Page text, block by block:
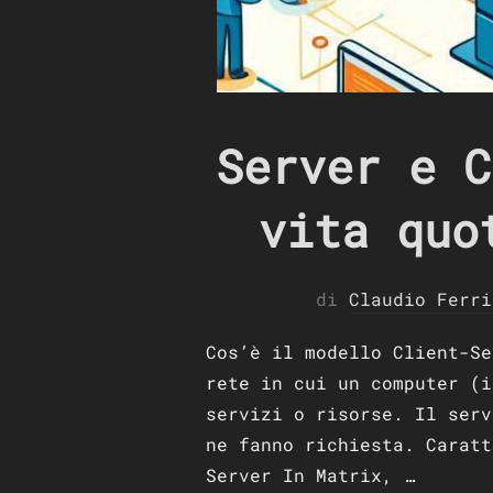
Server e
vita
di Claudio Ferri
Cos’è il modello Client-
rete in cui un computer
servizi o risorse. Il
ne fanno richiesta.
Server In Matrix, …